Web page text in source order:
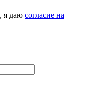
, я даю согласие на